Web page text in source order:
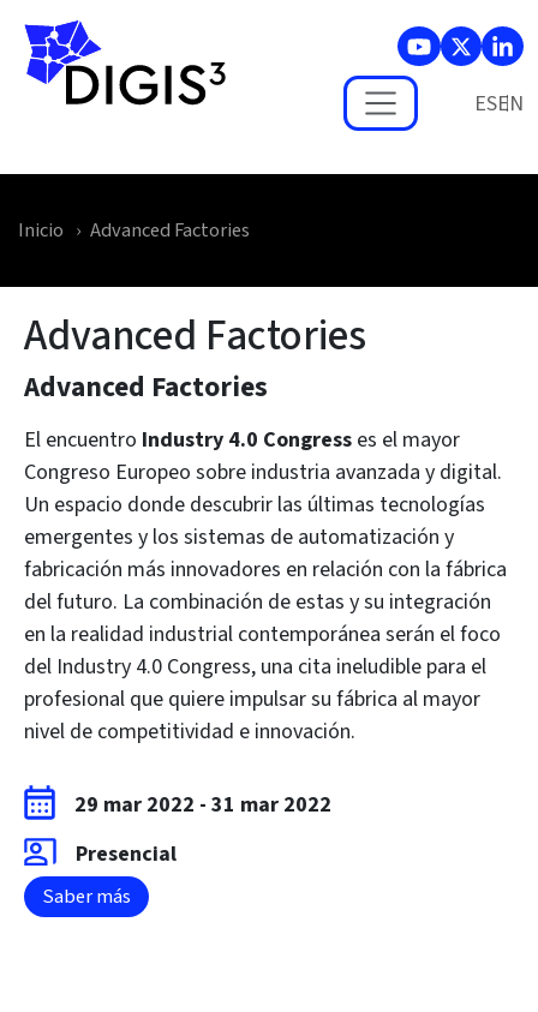
Skip to main content
ES
Inicio Advanced Factories
Advanced Factories
Advanced Factories
El encuentro Industry 4.0 Congress es el mayor
Congreso Europeo sobre industria avanzada y digital.
Un espacio donde descubrir las últimas tecnologías
emergentes y los sistemas de automatización y
fabricación más innovadores en relación con la fábrica
del futuro. La combinación de estas y su integración
en la realidad industrial contemporánea serán el foco
del Industry 4.0 Congress, una cita ineludible para el
profesional que quiere impulsar su fábrica al mayor
nivel de competitividad e innovación.
29 mar 2022 - 31 mar 2022
Presencial
Saber más